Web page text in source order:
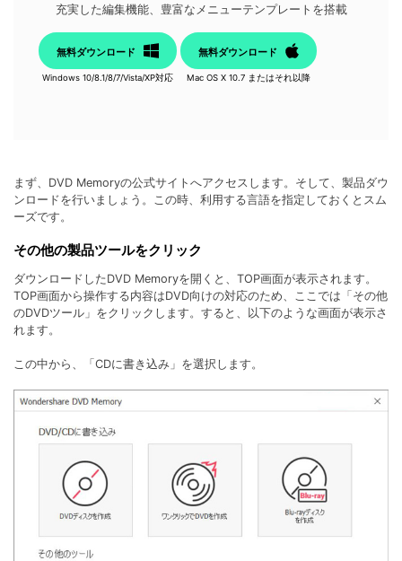
充実した編集機能、豊富なメニューテンプレートを搭載
無料ダウンロード
Windows 10/8.1/8/7/Vista/XP対応
無料ダウンロード
Mac OS X 10.7 またはそれ以降
まず、DVD Memoryの公式サイトへアクセスします。そして、製品ダウ
ンロードを行いましょう。この時、利用する言語を指定しておくとスム
ーズです。
その他の製品ツールをクリック
ダウンロードしたDVD Memoryを開くと、TOP画面が表示されます。
TOP画面から操作する内容はDVD向けの対応のため、ここでは「その他
のDVDツール」をクリックします。すると、以下のような画面が表示さ
れます。
この中から、「CDに書き込み」を選択します。